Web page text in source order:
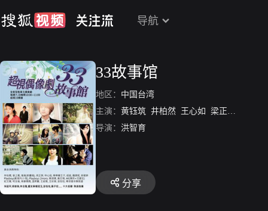
导航
33故事馆
地区： 中国台湾
主演： 黄钰筑 井柏然 王心如 梁正群
导演： 洪智育
分享